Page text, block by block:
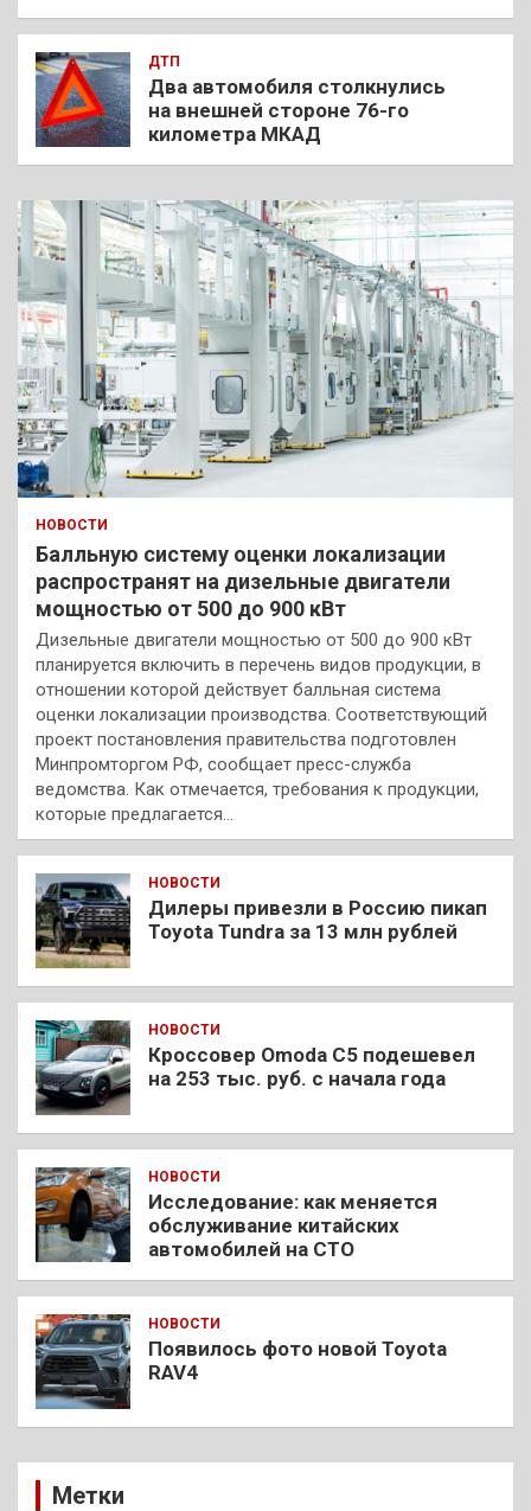
ДТП
Два автомобиля столкнулись
на внешней стороне 76-го
километра МКАД
НОВОСТИ
Балльную систему оценки локализации
распространят на дизельные двигатели
мощностью от 500 до 900 кВт
Дизельные двигатели мощностью от 500 до 900 кВт
планируется включить в перечень видов продукции, в
отношении которой действует балльная система
оценки локализации производства. Соответствующий
проект постановления правительства подготовлен
Минпромторгом РФ, сообщает пресс-служба
ведомства. Как отмечается, требования к продукции,
которые предлагается…
НОВОСТИ
Дилеры привезли в Россию пикап
Toyota Tundra за 13 млн рублей
НОВОСТИ
Кроссовер Omoda C5 подешевел
на 253 тыс. руб. с начала года
НОВОСТИ
Исследование: как меняется
обслуживание китайских
автомобилей на СТО
НОВОСТИ
Появилось фото новой Toyota
RAV4
Метки